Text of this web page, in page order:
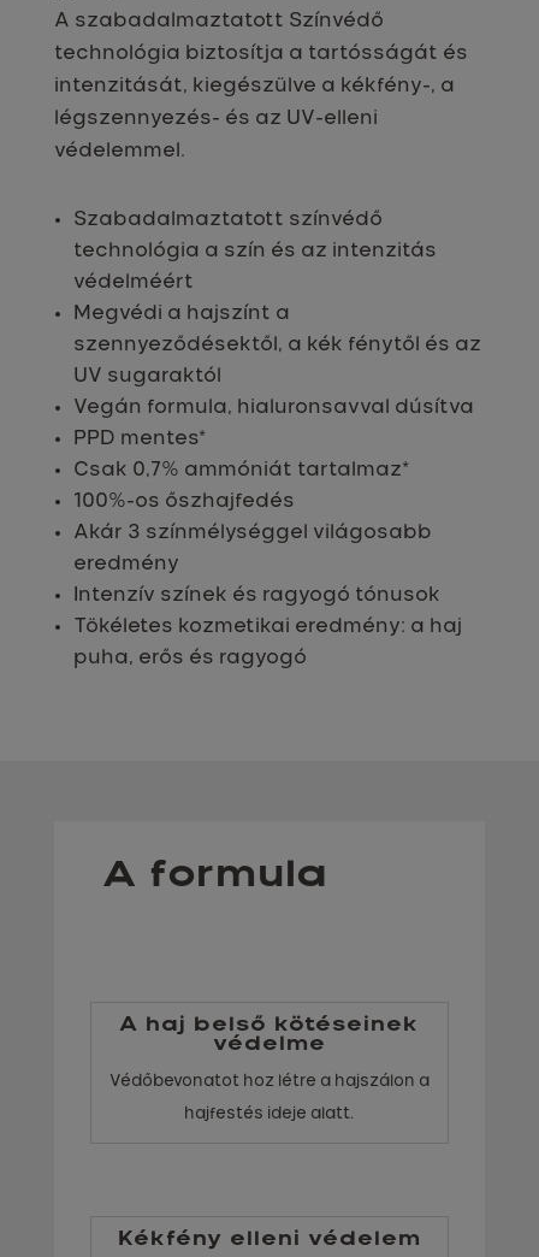
A szabadalmaztatott Színvédő
technológia biztosítja a tartósságát és
intenzitását, kiegészülve a kékfény-, a
légszennyezés- és az UV-elleni
védelemmel.
Szabadalmaztatott színvédő
technológia a szín és az intenzitás
védelméért
Megvédi a hajszínt a
szennyeződésektől, a kék fénytől és az
UV sugaraktól
Vegán formula, hialuronsavval dúsítva
PPD mentes*
Csak 0,7% ammóniát tartalmaz*
100%-os őszhajfedés
Akár 3 színmélységgel világosabb
eredmény
Intenzív színek és ragyogó tónusok
Tökéletes kozmetikai eredmény: a haj
puha, erős és ragyogó
A formula
A haj belső kötéseinek
védelme
Védőbevonatot hoz létre a hajszálon a
hajfestés ideje alatt.
Kékfény elleni védelem